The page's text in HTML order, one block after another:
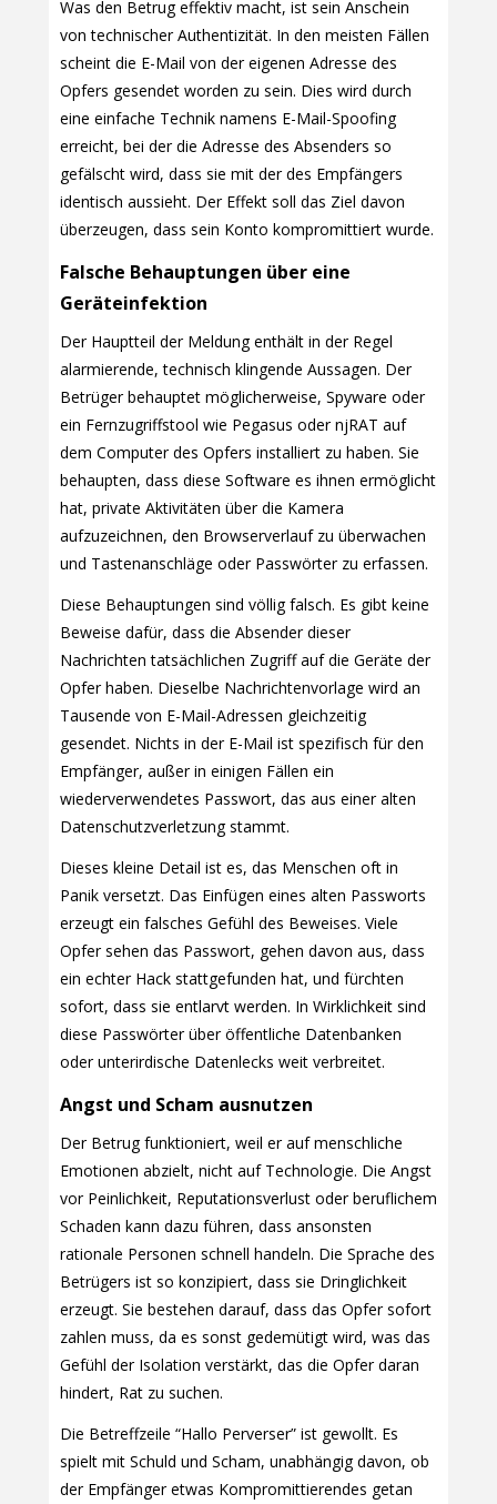
Was den Betrug effektiv macht, ist sein Anschein
von technischer Authentizität. In den meisten Fällen
scheint die E-Mail von der eigenen Adresse des
Opfers gesendet worden zu sein. Dies wird durch
eine einfache Technik namens E-Mail-Spoofing
erreicht, bei der die Adresse des Absenders so
gefälscht wird, dass sie mit der des Empfängers
identisch aussieht. Der Effekt soll das Ziel davon
überzeugen, dass sein Konto kompromittiert wurde.
Falsche Behauptungen über eine
Geräteinfektion
Der Hauptteil der Meldung enthält in der Regel
alarmierende, technisch klingende Aussagen. Der
Betrüger behauptet möglicherweise, Spyware oder
ein Fernzugriffstool wie Pegasus oder njRAT auf
dem Computer des Opfers installiert zu haben. Sie
behaupten, dass diese Software es ihnen ermöglicht
hat, private Aktivitäten über die Kamera
aufzuzeichnen, den Browserverlauf zu überwachen
und Tastenanschläge oder Passwörter zu erfassen.
Diese Behauptungen sind völlig falsch. Es gibt keine
Beweise dafür, dass die Absender dieser
Nachrichten tatsächlichen Zugriff auf die Geräte der
Opfer haben. Dieselbe Nachrichtenvorlage wird an
Tausende von E-Mail-Adressen gleichzeitig
gesendet. Nichts in der E-Mail ist spezifisch für den
Empfänger, außer in einigen Fällen ein
wiederverwendetes Passwort, das aus einer alten
Datenschutzverletzung stammt.
Dieses kleine Detail ist es, das Menschen oft in
Panik versetzt. Das Einfügen eines alten Passworts
erzeugt ein falsches Gefühl des Beweises. Viele
Opfer sehen das Passwort, gehen davon aus, dass
ein echter Hack stattgefunden hat, und fürchten
sofort, dass sie entlarvt werden. In Wirklichkeit sind
diese Passwörter über öffentliche Datenbanken
oder unterirdische Datenlecks weit verbreitet.
Angst und Scham ausnutzen
Der Betrug funktioniert, weil er auf menschliche
Emotionen abzielt, nicht auf Technologie. Die Angst
vor Peinlichkeit, Reputationsverlust oder beruflichem
Schaden kann dazu führen, dass ansonsten
rationale Personen schnell handeln. Die Sprache des
Betrügers ist so konzipiert, dass sie Dringlichkeit
erzeugt. Sie bestehen darauf, dass das Opfer sofort
zahlen muss, da es sonst gedemütigt wird, was das
Gefühl der Isolation verstärkt, das die Opfer daran
hindert, Rat zu suchen.
Die Betreffzeile “Hallo Perverser” ist gewollt. Es
spielt mit Schuld und Scham, unabhängig davon, ob
der Empfänger etwas Kompromittierendes getan